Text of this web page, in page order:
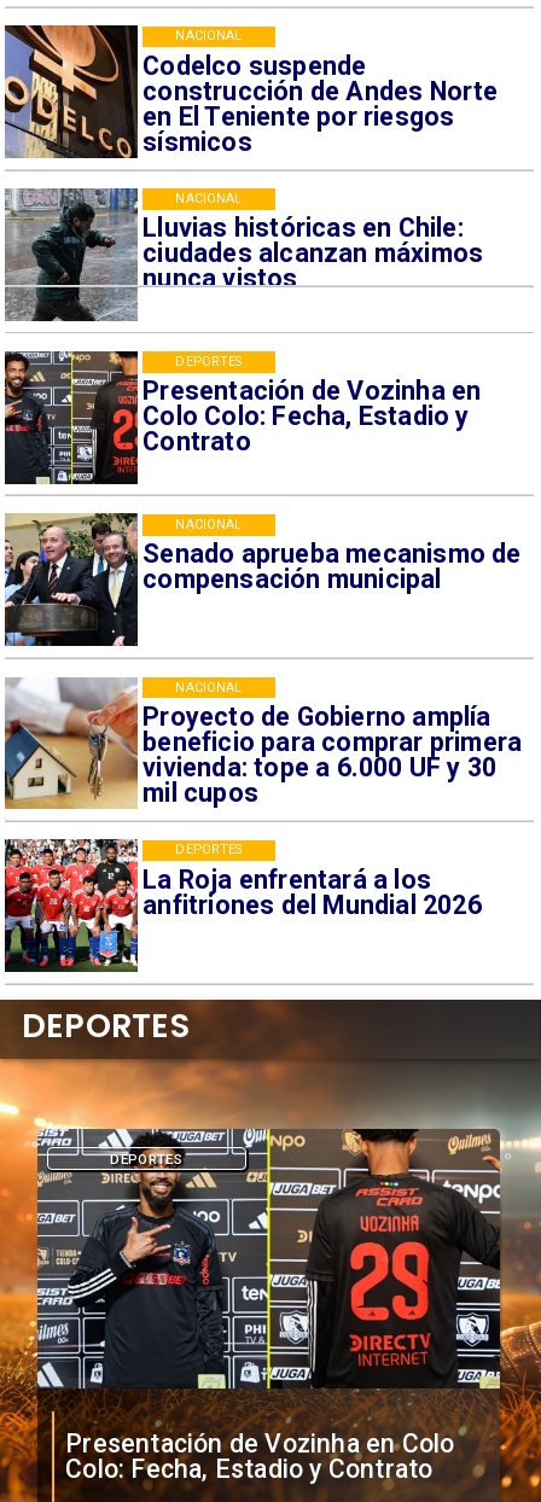
Codelco suspende
construcción de Andes Norte
en El Teniente por riesgos
sísmicos
NACIONAL
Lluvias históricas en Chile:
ciudades alcanzan máximos
nunca vistos
NACIONAL
Presentación de Vozinha en
Colo Colo: Fecha, Estadio y
Contrato
DEPORTES
Senado aprueba mecanismo de
compensación municipal
NACIONAL
Proyecto de Gobierno amplía
beneficio para comprar primera
vivienda: tope a 6.000 UF y 30
mil cupos
NACIONAL
La Roja enfrentará a los
anfitriones del Mundial 2026
DEPORTES
Presentación de Vozinha en Colo
Colo: Fecha, Estadio y Contrato
DEPORTES
DEPORTES